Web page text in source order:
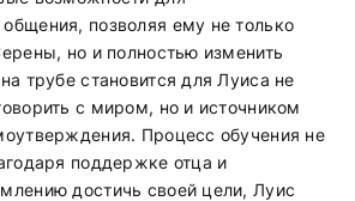
позволяя ему не только
но и полностью изменить
трубе становится для Луиса не
с миром, но и источником
Процесс обучения не
поддержке отца и
достичь своей цели, Луис